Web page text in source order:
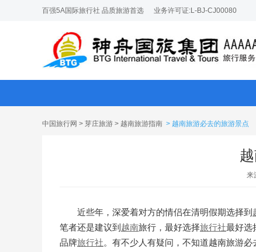
百强5A国际旅行社 品质旅游首选 业务许可证:L-BJ-CJ00080
中国旅行网 > 芽庄旅游 > 越南旅游指南 > 越南旅游必去的旅游景点
来
近些年，深爱着对方的情侣在清明假期选择到
笔者还是建议到 越南旅行，最好选择旅行社最好选
品牌旅行社。有不少人有疑问，不知道越南旅游